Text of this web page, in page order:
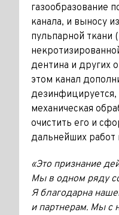
газообразование
канала, и выносу
пульпарной ткани
дентина и других
этом канал
дезинфицируется,
механическая
очистить его и
дальнейших работ
«Это признание
Мы в одном ряду
Я благодарна
и партнерам. Мы с